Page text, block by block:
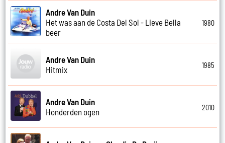
Andre Van Duin
Het was aan de Costa Del Sol - Lieve Bella
beer
1980
Andre Van Duin
Hitmix
1985
Andre Van Duin
Honderden ogen
2010